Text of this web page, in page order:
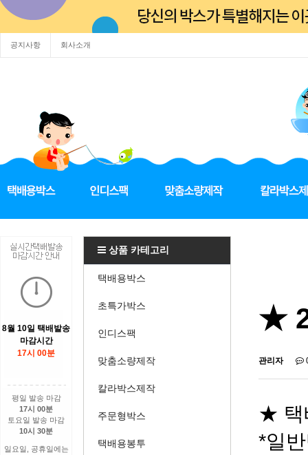
공지사항 회사소개
8월 10일 택배발송
마감시간
17시 00분
평일 발송 마감
17시 00분
토요일 발송 마감
10시 30분
일요일, 공휴일에는
상품 카테고리
택배용박스
초특가박스
인디스팩
맞춤소량제작
칼라박스제작
주문형박스
택배용봉투
★
관리자
★ 택
*일